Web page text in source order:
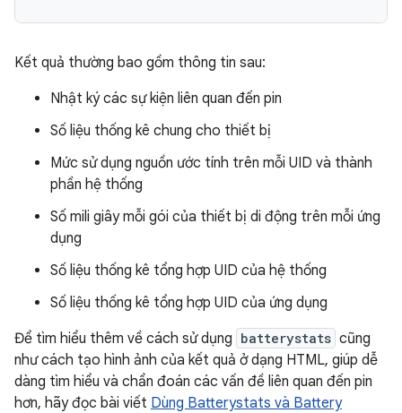
Kết quả thường bao gồm thông tin sau:
Nhật ký các sự kiện liên quan đến pin
Số liệu thống kê chung cho thiết bị
Mức sử dụng nguồn ước tính trên mỗi UID và thành
phần hệ thống
Số mili giây mỗi gói của thiết bị di động trên mỗi ứng
dụng
Số liệu thống kê tổng hợp UID của hệ thống
Số liệu thống kê tổng hợp UID của ứng dụng
Để tìm hiểu thêm về cách sử dụng batterystats cũng
như cách tạo hình ảnh của kết quả ở dạng HTML, giúp dễ
dàng tìm hiểu và chẩn đoán các vấn đề liên quan đến pin
hơn, hãy đọc bài viết Dùng Batterystats và Battery